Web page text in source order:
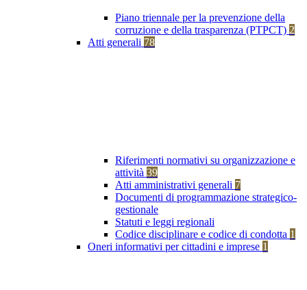
Piano triennale per la prevenzione della
corruzione e della trasparenza (PTPCT) 2
Atti generali 78
Riferimenti normativi su organizzazione e
attività 39
Atti amministrativi generali 7
Documenti di programmazione strategico-
gestionale
Statuti e leggi regionali
Codice disciplinare e codice di condotta 1
Oneri informativi per cittadini e imprese 1